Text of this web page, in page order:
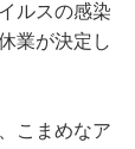
ルスの感染
業が決定し
こまめなア